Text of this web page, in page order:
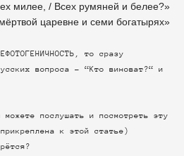
милее, / Всех румяней и белее?»
царевне и семи богатырях»
то сразу
вопроса - “Кто виноват?“ и
послушать и посмотреть эту
к этой статье)